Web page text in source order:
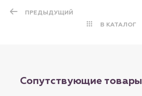
ПРЕДЫДУЩИЙ
В КАТАЛОГ
Сопутствующие товары